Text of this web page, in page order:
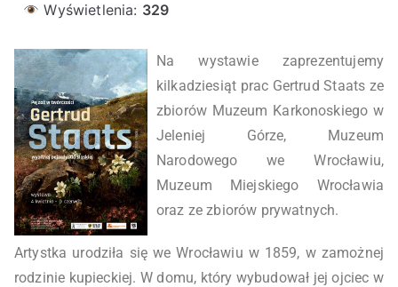
Wyświetlenia: 329
Na wystawie zaprezentujemy
kilkadziesiąt prac Gertrud Staats ze
zbiorów Muzeum Karkonoskiego w
Jeleniej Górze, Muzeum
Narodowego we Wrocławiu,
Muzeum Miejskiego Wrocławia
oraz ze zbiorów prywatnych.
Artystka urodziła się we Wrocławiu w 1859, w zamożnej
rodzinie kupieckiej. W domu, który wybudował jej ojciec w